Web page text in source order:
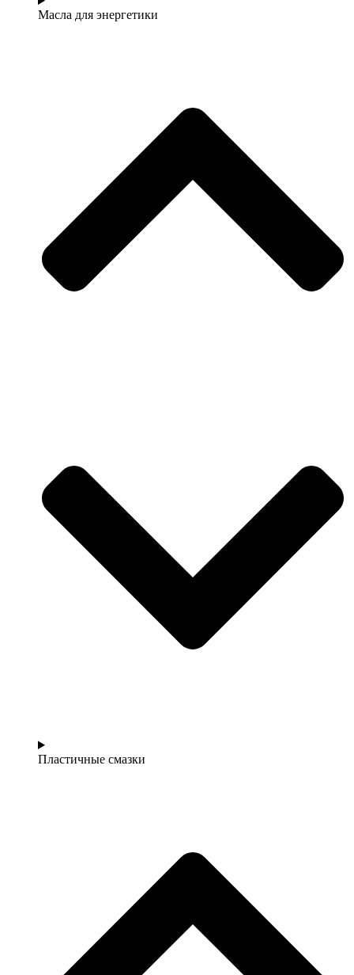
Масла для энергетики
Пластичные смазки